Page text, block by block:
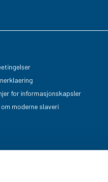
for informasjonskapsler
moderne slaveri